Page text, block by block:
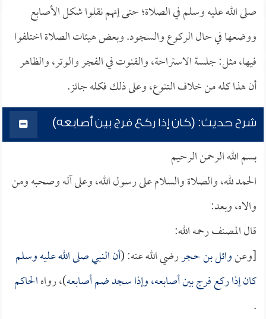
صلى الله عليه وسلم في الصلاة؛ حتى إنهم نقلوا شكل الأصابع
ووضعها في حال الركوع والسجود. وبعض هيئات الصلاة اختلفوا
فيها، مثل: جلسة الاستراحة، والقنوت في الفجر والوتر، والظاهر
أن هذا كله من خلاف التنوع، وعلى ذلك فكله جائز.
شرح حديث: (كان إذا ركع فرج بين أصابعه)
بسم الله الرحمن الرحيم
الحمد لله، والصلاة والسلام على رسول الله، وعلى آله وصحبه ومن
والاه، وبعد:
قال المصنف رحمه الله:
[وعنوائل بن حجررضي الله عنه: (أن النبي صلى الله عليه وسلم
كان إذا ركع فرج بين أصابعه، وإذا سجد ضم أصابعه)، رواهالحاكم
.